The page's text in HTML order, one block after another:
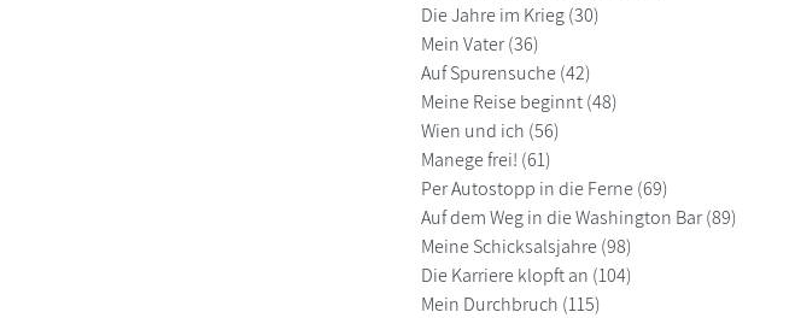
Die Jahre im Krieg (30)
Mein Vater (36)
Auf Spurensuche (42)
Meine Reise beginnt (48)
Wien und ich (56)
Manege frei! (61)
Per Autostopp in die Ferne (69)
Auf dem Weg in die Washington Bar (89)
Meine Schicksalsjahre (98)
Die Karriere klopft an (104)
Mein Durchbruch (115)